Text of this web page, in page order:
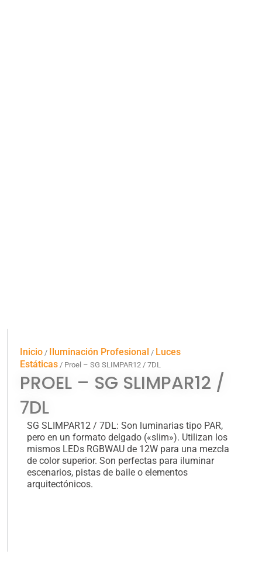
Inicio / Iluminación Profesional / Luces
Estáticas / Proel – SG SLIMPAR12 / 7DL
PROEL – SG SLIMPAR12 /
7DL
SG SLIMPAR12 / 7DL: Son luminarias tipo PAR,
pero en un formato delgado («slim»). Utilizan los
mismos LEDs RGBWAU de 12W para una mezcla
de color superior. Son perfectas para iluminar
escenarios, pistas de baile o elementos
arquitectónicos.